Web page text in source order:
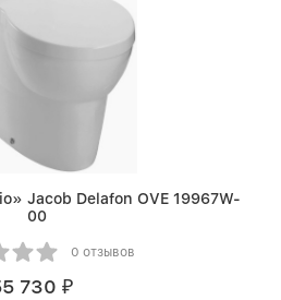
Jacob Delafon OVE 19967W-
00
0 отзывов
730 ₽